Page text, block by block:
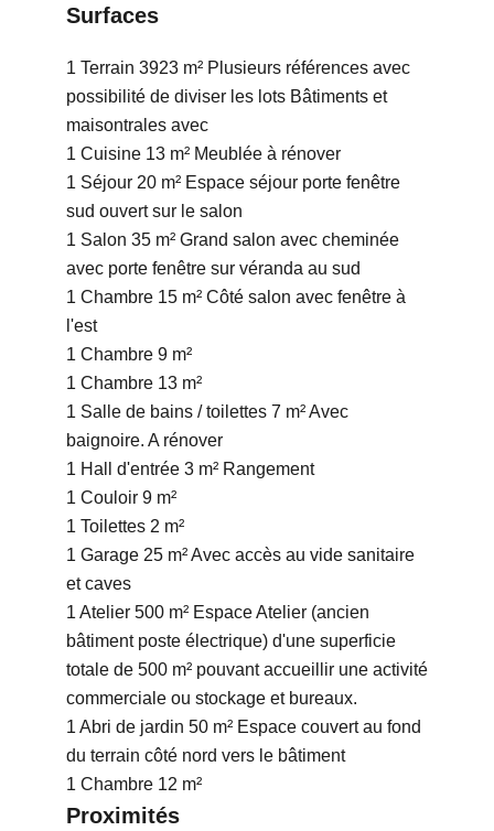
Surfaces
1 Terrain 3923 m² Plusieurs références avec
possibilité de diviser les lots Bâtiments et
maisontrales avec
1 Cuisine 13 m² Meublée à rénover
1 Séjour 20 m² Espace séjour porte fenêtre
sud ouvert sur le salon
1 Salon 35 m² Grand salon avec cheminée
avec porte fenêtre sur véranda au sud
1 Chambre 15 m² Côté salon avec fenêtre à
l'est
1 Chambre 9 m²
1 Chambre 13 m²
1 Salle de bains / toilettes 7 m²Avec
baignoire. A rénover
1 Hall d'entrée 3 m² Rangement
1 Couloir 9 m²
1 Toilettes 2 m²
1 Garage 25 m²Avec accès au vide sanitaire
et caves
1 Atelier 500 m² Espace Atelier (ancien
bâtiment poste électrique) d'une superficie
totale de 500 m² pouvant accueillir une activité
commerciale ou stockage et bureaux.
1 Abri de jardin 50 m² Espace couvert au fond
du terrain côté nord vers le bâtiment
1 Chambre 12 m²
Proximités